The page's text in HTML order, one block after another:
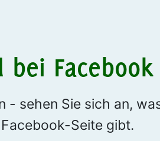
bei Facebook
- sehen Sie sich an,
Seite gibt.